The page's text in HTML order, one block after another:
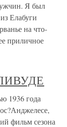
Я был
Елабуги
на что-
приличное
года
фильм сезона